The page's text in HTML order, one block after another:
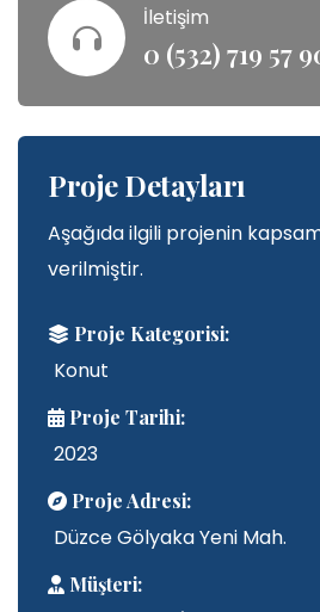
İletişim
0 (532) 719 57
Proje Detayları
Aşağıda ilgili projenin
verilmiştir.
Proje Kategorisi:
Konut
Proje Tarihi:
2023
Proje Adresi:
Düzce Gölyaka Yeni Mah.
Müşteri: